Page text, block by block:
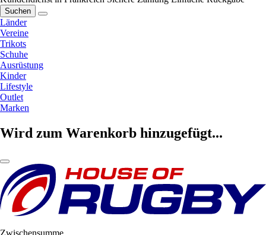
Suchen
Länder
Vereine
Trikots
Schuhe
Ausrüstung
Kinder
Lifestyle
Outlet
Marken
Wird zum Warenkorb hinzugefügt...
Zwischensumme